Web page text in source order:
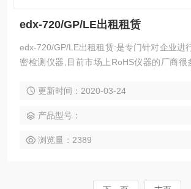
edx-720/GP/LE出租租赁
edx-720/GP/LE出租租赁:是专门针对企业进
密检测仪器,目前市场上RoHS仪器的厂商很
量管控,深圳市心怡创科技有限公司推出
少支出.
更新时间：2020-03-24
产品型号：
浏览量：2389